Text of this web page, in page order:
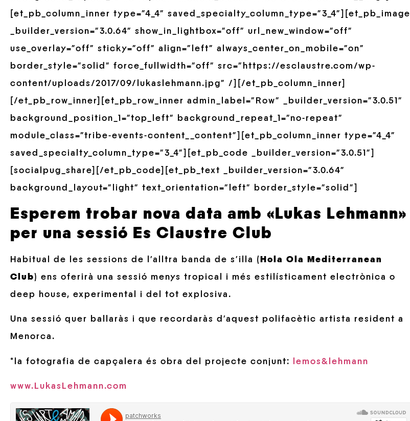
[et_pb_column_inner type=”4_4″ saved_specialty_column_type=”3_4″][et_pb_image
_builder_version=”3.0.64″ show_in_lightbox=”off” url_new_window=”off”
use_overlay=”off” sticky=”off” align=”left” always_center_on_mobile=”on”
border_style=”solid” force_fullwidth=”off” src=”https://esclaustre.com/wp-
content/uploads/2017/09/lukaslehmann.jpg” /][/et_pb_column_inner]
[/et_pb_row_inner][et_pb_row_inner admin_label=”Row” _builder_version=”3.0.51″
background_position_1=”top_left” background_repeat_1=”no-repeat”
module_class=”tribe-events-content__content”][et_pb_column_inner type=”4_4″
saved_specialty_column_type=”3_4″][et_pb_code _builder_version=”3.0.51″]
[socialpug_share][/et_pb_code][et_pb_text _builder_version=”3.0.64″
background_layout=”light” text_orientation=”left” border_style=”solid”]
Esperem trobar nova data amb «Lukas Lehmann»
per una sessió Es Claustre Club
Habitual de les sessions de l’alltra banda de s’illa ( Hola Ola Mediterranean
Club) ens oferirà una sessió menys tropical i més estilísticament electrònica o
deep house, experimental i del tot explosiva.
Una sessió quer ballaràs i que recordaràs d’aquest polifacètic artista resident a
Menorca.
*la fotografia de capçalera és obra del projecte conjunt: lemos&lehmann
www.LukasLehmann.com